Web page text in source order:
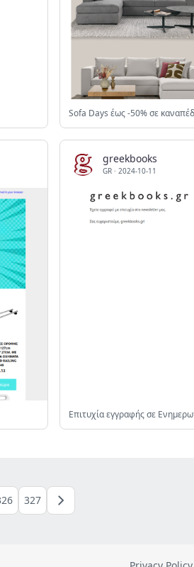
greekbooks
GR · 2024-10-11
Επιτυχία εγγραφής σε
327